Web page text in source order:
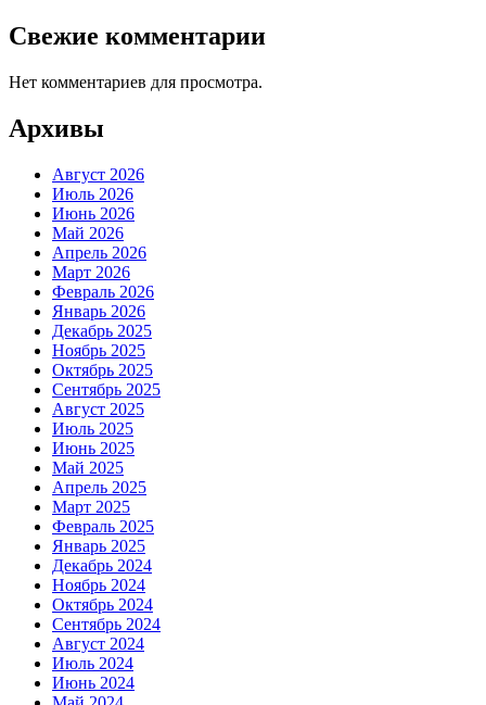
Свежие комментарии
Нет комментариев для просмотра.
Архивы
Август 2026
Июль 2026
Июнь 2026
Май 2026
Апрель 2026
Март 2026
Февраль 2026
Январь 2026
Декабрь 2025
Ноябрь 2025
Октябрь 2025
Сентябрь 2025
Август 2025
Июль 2025
Июнь 2025
Май 2025
Апрель 2025
Март 2025
Февраль 2025
Январь 2025
Декабрь 2024
Ноябрь 2024
Октябрь 2024
Сентябрь 2024
Август 2024
Июль 2024
Июнь 2024